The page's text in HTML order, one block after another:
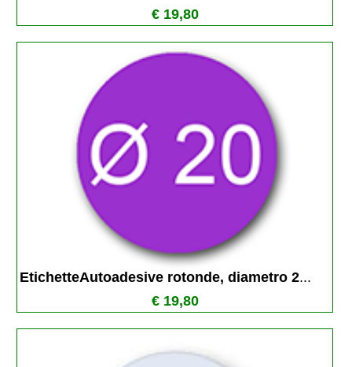
€ 19,80
EtichetteAutoadesive rotonde, diametro 2...
€ 19,80